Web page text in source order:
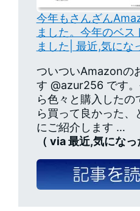
今年もさんざん
ました。今年のベ
ました| 最近,気にな
ついついAmazonの
す @azur256 です
ら色々と購入した
ら買って良かった
にご紹介します …
（ via 最近,気になっ